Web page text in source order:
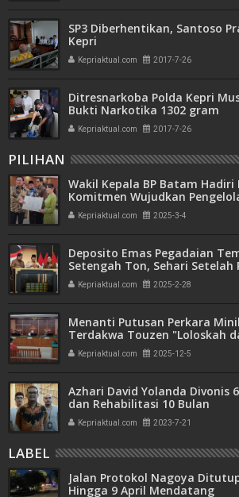
SP3 Diberhentikan, Santoso
Kepri
Kepriaktual.com 2017-7-26
Ditresnarkoba Polda Kepri
Bukti Narkotika 1302 gram
Kepriaktual.com 2017-7-26
PILIHAN
Wakil Kepala BP Batam Hadiri
Komitmen Wujudkan
Transparan dan Akuntabel
Kepriaktual.com 2025-3-4
Deposito Emas Pegadaian
Setengah Ton, Sehari Setelah
Bank Emas
Kepriaktual.com 2025-2-28
Menanti Putusan Perkara
Terdakwa Touzen "Loloskah
Seumur Hidup atau Mati"
Kepriaktual.com 2025-12-5
Azhari David Yolanda Divonis
dan Rehabilitasi 10 Bulan
Kepriaktual.com 2023-7-21
LABEL
Jalan Protokol Nagoya
Hingga 9 April Mendatang